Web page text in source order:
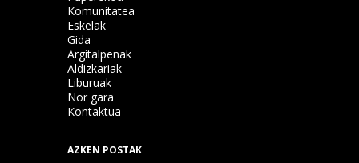
Komunitatea
Eskelak
Gida
Argitalpenak
Aldizkariak
Liburuak
Nor gara
Kontaktua
AZKEN POSTAK